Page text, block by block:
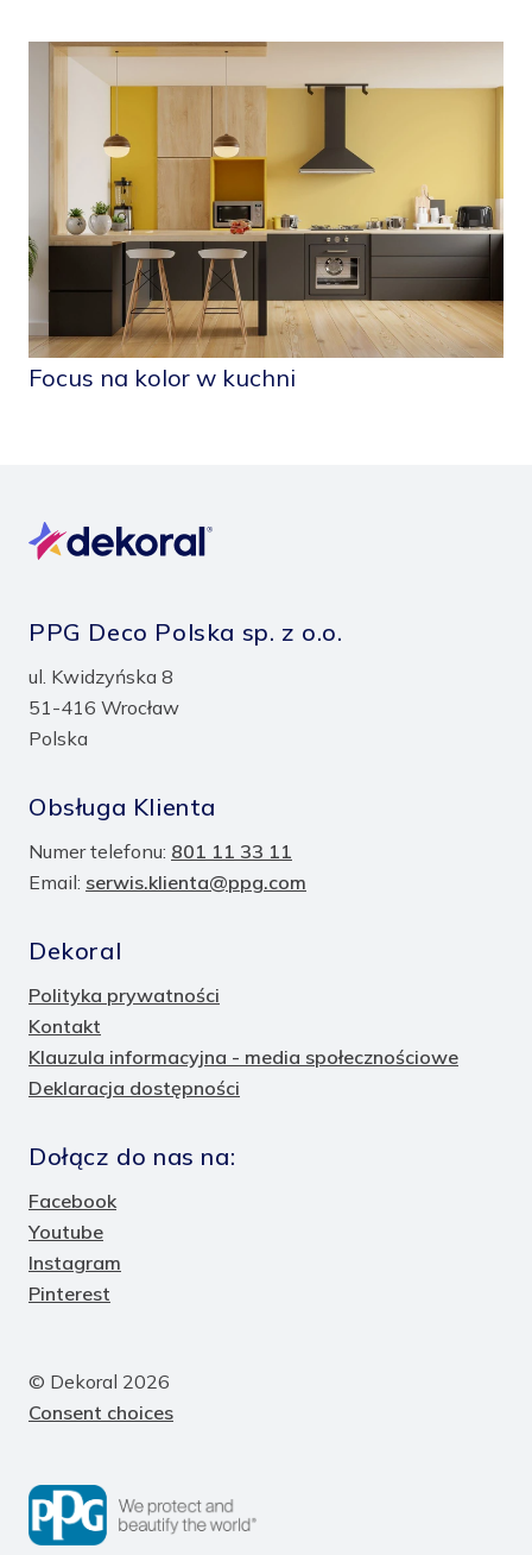
Focus na kolor w kuchni
PPG Deco Polska sp. z o.o.
ul. Kwidzyńska 8
51-416 Wrocław
Polska
Obsługa Klienta
Numer telefonu: 801 11 33 11
Email: serwis.klienta@ppg.com
Dekoral
Polityka prywatności
Kontakt
Klauzula informacyjna - media społecznościowe
Deklaracja dostępności
Dołącz do nas na:
Facebook
Youtube
Instagram
Pinterest
© Dekoral 2026
Consent choices